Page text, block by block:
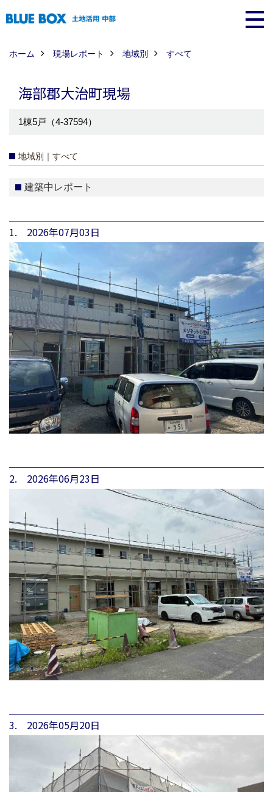
ホーム 現場レポート 地域別 すべて
海部郡大治町現場
1棟5戸（4-37594）
地域別｜すべて
建築中レポート
1. 2026年07月03日
2. 2026年06月23日
3. 2026年05月20日